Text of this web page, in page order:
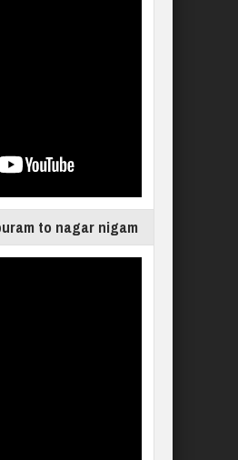
to nagar nigam